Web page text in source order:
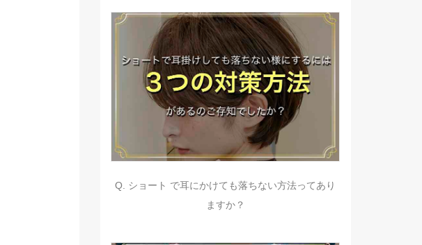
Q. ショート で耳にかけても落ちない方法ってあり
ますか？